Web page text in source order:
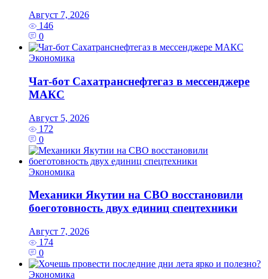
Август 7, 2026
146
0
Экономика
Чат-бот Сахатранснефтегаз в мессенджере
МАКС
Август 5, 2026
172
0
Экономика
Механики Якутии на СВО восстановили
боеготовность двух единиц спецтехники
Август 7, 2026
174
0
Экономика